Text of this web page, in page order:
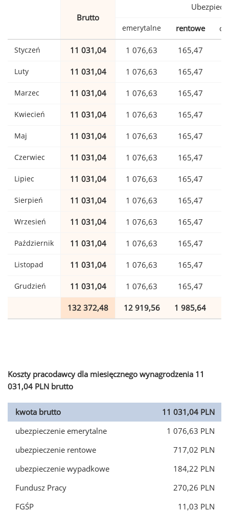
Brutto
emerytalne rentowe
Styczeń 11 031,04 1 076,63 165,47
Luty 11 031,04 1 076,63 165,47
Marzec 11 031,04 1 076,63 165,47
Kwiecień 11 031,04 1 076,63 165,47
Maj 11 031,04 1 076,63 165,47
Czerwiec 11 031,04 1 076,63 165,47
Lipiec 11 031,04 1 076,63 165,47
Sierpień 11 031,04 1 076,63 165,47
Wrzesień 11 031,04 1 076,63 165,47
Październik 11 031,04 1 076,63 165,47
Listopad 11 031,04 1 076,63 165,47
Grudzień 11 031,04 1 076,63 165,47
132 372,48 12 919,56 1 985,64
Koszty pracodawcy dla miesięcznego wynagrodzenia 11
031,04 PLN brutto
kwota brutto
11 031,04 PLN
ubezpieczenie emerytalne
1 076,63 PLN
ubezpieczenie rentowe
717,02 PLN
ubezpieczenie wypadkowe
184,22 PLN
Fundusz Pracy
270,26 PLN
FGŚP
11,03 PLN